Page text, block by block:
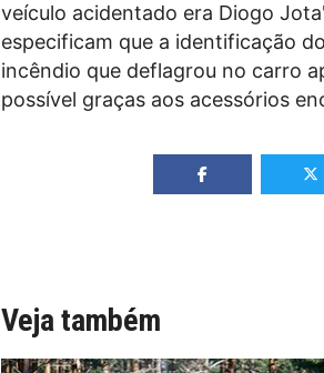
veículo acidentado era Diogo
especificam que a identificação
incêndio que deflagrou no carro
possível graças aos acessórios
Veja também